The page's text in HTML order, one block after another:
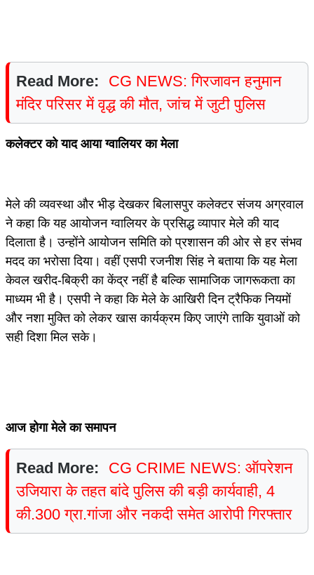
Read More:
CG NEWS: गिरजावन हनुमान
मंदिर परिसर में वृद्ध की मौत, जांच में जुटी पुलिस
कलेक्टर को याद आया ग्वालियर का मेला
मेले की व्यवस्था और भीड़ देखकर बिलासपुर कलेक्टर संजय अग्रवाल
ने कहा कि यह आयोजन ग्वालियर के प्रसिद्ध व्यापार मेले की याद
दिलाता है। उन्होंने आयोजन समिति को प्रशासन की ओर से हर संभव
मदद का भरोसा दिया। वहीं एसपी रजनीश सिंह ने बताया कि यह मेला
केवल खरीद-बिक्री का केंद्र नहीं है बल्कि सामाजिक जागरूकता का
माध्यम भी है। एसपी ने कहा कि मेले के आखिरी दिन ट्रैफिक नियमों
और नशा मुक्ति को लेकर खास कार्यक्रम किए जाएंगे ताकि युवाओं को
सही दिशा मिल सके।
आज होगा मेले का समापन
Read More:
CG CRIME NEWS: ऑपरेशन
उजियारा के तहत बांदे पुलिस की बड़ी कार्यवाही, 4
की.300 ग्रा.गांजा और नकदी समेत आरोपी गिरफ्तार